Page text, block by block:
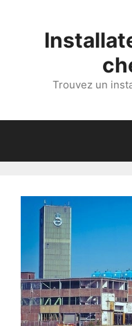
Trouvez un